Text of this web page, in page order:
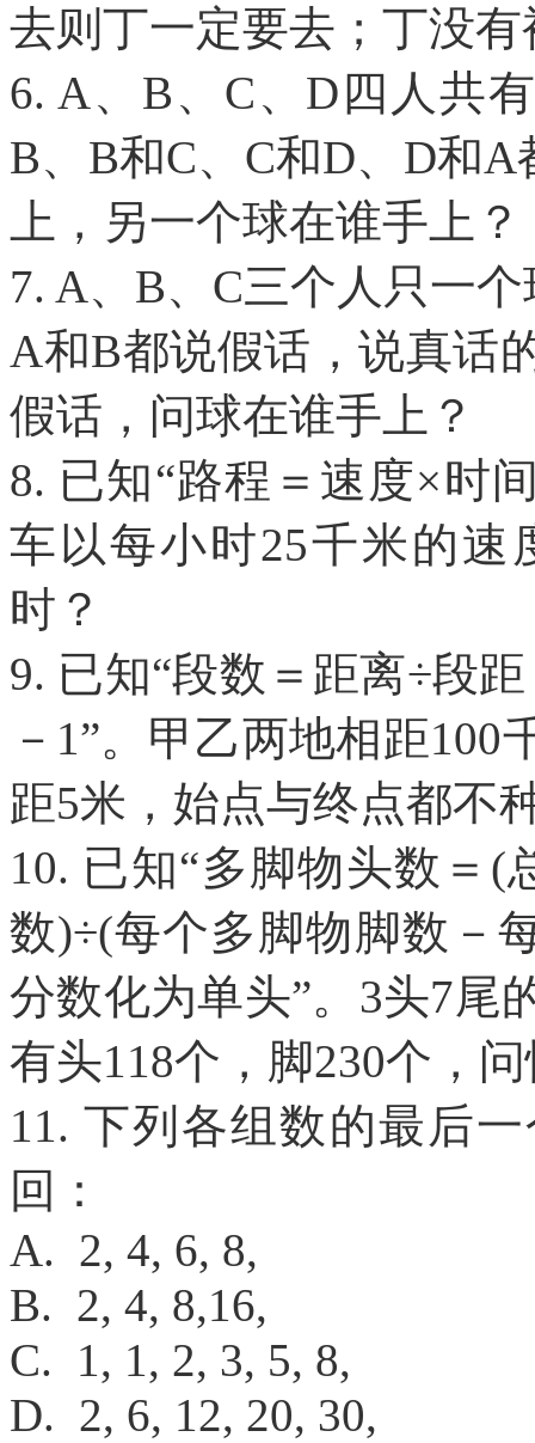
去则丁一定要去；丁没
6. A、B、C、D四人共
B、B和C、C和D、D和
上，另一个球在谁手上？
7. A、B、C三个人只一
A和B都说假话，说真话
假话，问球在谁手上？
8. 已知“路程＝速度×时
车以每小时25千米的
时？
9. 已知“段数＝距离÷段
－1”。甲乙两地相距
距5米，始点与终点都不
10. 已知“多脚物头数＝
数)÷(每个多脚物脚数－
分数化为单头”。3头7尾
有头118个，脚230个，
11. 下列各组数的最后
回：
A. 2, 4, 6, 8,
B. 2, 4, 8,16,
C. 1, 1, 2, 3, 5, 8,
D. 2, 6, 12, 20, 30,